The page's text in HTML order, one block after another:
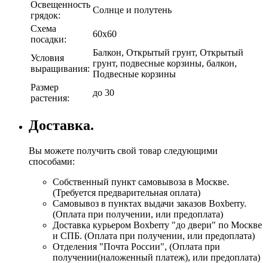
Освещенность
грядок:
Солнце и полутень
Схема
посадки:
60х60
Условия
выращивания:
Балкон, Открытый грунт, Открытый
грунт, подвесные корзины, балкон,
Подвесные корзины
Размер
растения:
до 30
Доставка.
Вы можете получить свой товар следующими
способами:
Собственный пункт самовывоза в Москве.
(Требуется предварительная оплата)
Самовывоз в пунктах выдачи заказов Boxberry.
(Оплата при получении, или предоплата)
Доставка курьером Boxberry "до двери" по Москве
и СПБ. (Оплата при получении, или предоплата)
Отделения "Почта России", (Оплата при
получении(наложенный платеж), или предоплата)